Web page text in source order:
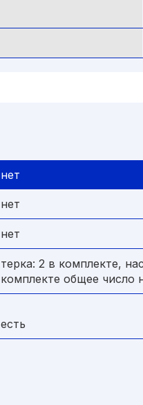
нет
нет
нет
терка: 2 в комплекте,
комплекте общее число
есть